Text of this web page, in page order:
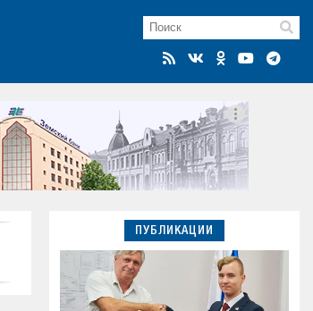
ПУБЛИКАЦИИ